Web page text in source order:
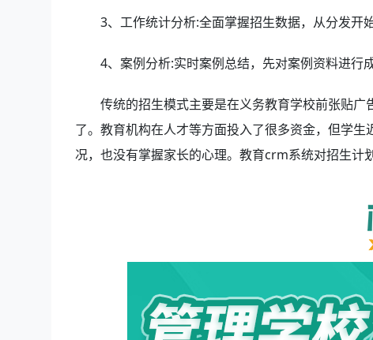
3、工作统计分析:全面掌握招生数据，从分发开
4、案例分析:实时案例总结，先对案例资料进行
传统的招生模式主要是在义务教育学校前张贴
了。教育机构在人才等方面投入了很多资金，但学
况，也没有掌握家长的心理。教育crm系统对招生计